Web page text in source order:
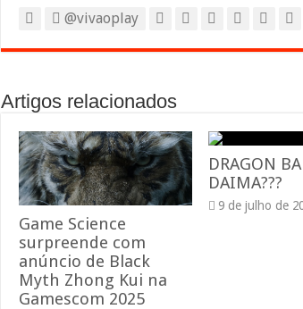
@vivaoplay
Artigos relacionados
Game Science
surpreende com
anúncio de Black
Myth Zhong Kui na
Gamescom 2025
DRAGON
DAIMA???
9 de julho de